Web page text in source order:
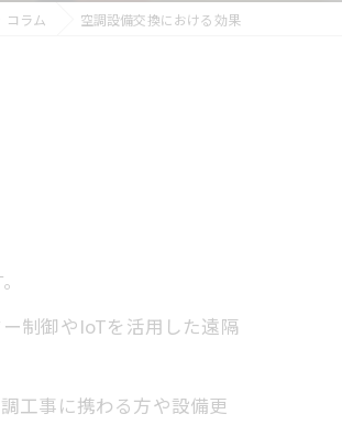
コラム 空調設備交換における効果
制御やIoTを活用した遠隔
工事に携わる方や設備更